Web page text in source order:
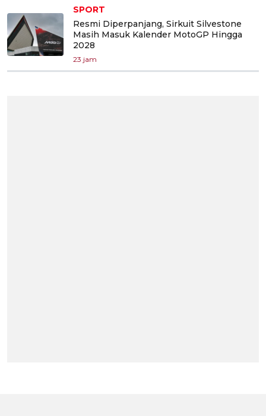
SPORT
Resmi Diperpanjang, Sirkuit Silvestone
Masih Masuk Kalender MotoGP Hingga
2028
23 jam